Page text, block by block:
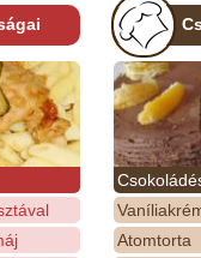
Atomtorta